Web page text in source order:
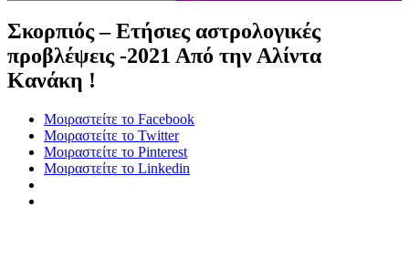
Σκορπιός – Eτήσιες αστρολογικές
προβλέψεις -2021 Από την Αλίντα
Κανάκη !
Μοιραστείτε το Facebook
Μοιραστείτε το Twitter
Μοιραστείτε το Pinterest
Μοιραστείτε το Linkedin